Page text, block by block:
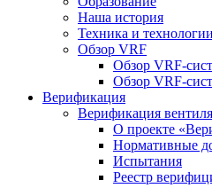
Наша история
Техника и технологии
Обзор VRF
Обзор VRF-
Обзор VRF-
Верификация
Верификация
О проекте
Нормативные
Испытания
Реестр